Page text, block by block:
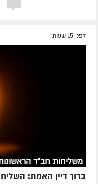
לפני 15 שעות
משליחות חב"ד
ברוך דיין האמת: